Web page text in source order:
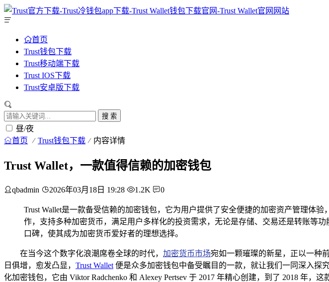
首页
Trust钱包下载
Trust移动端下载
Trust IOS下载
Trust安卓版下载
搜 索
昼/夜
首页 Trust钱包下载 内容详情
Trust Wallet，一款值得信赖的加密钱包
qbadmin 2026年03月18日 19:28 1.2K 0
Trust Wallet是一款备受信赖的加密钱包，它为用户提供了安全便捷的加密资产管理体
作，支持多种加密货币，满足用户多样化的投资需求，无论是存储、交易还是转账等
口碑，使其成为加密货币爱好者的理想选择。
在当今这个数字化浪潮席卷全球的时代， 加密货币市场宛如一颗璀璨的新星，正以一种
日俱增，愈发凸显， Trust Wallet 便是众多加密钱包中备受瞩目的一款，就让我们一同深入探
化加密钱包，它由 Viktor Radchenko 和 Alexey Pertsev 于 2017 年精心创建，到了 2018 年